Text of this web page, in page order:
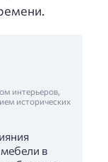
интерьеров,
исторических
в